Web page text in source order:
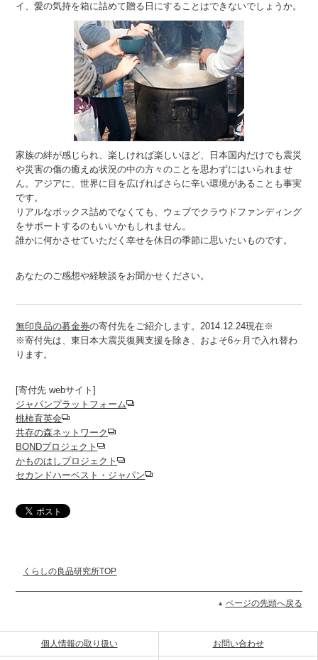
イ、愛の気持を箱に詰めて贈る日にすることはできないでしょうか。
家族の絆が感じられ、楽しければ楽しいほど、日本国内だけでも震災
や災害の傷の癒えぬ状況の中の方々のことを思わずにはいられませ
ん。アジアに、世界に目を広げればさらに辛い環境があることも事実
です。
リアルなボックス詰めでなくても、ウェブでクラウドファンディング
をサポートするのもいいかもしれません。
誰かに何かさせていただく幸せを休日の季節に思いたいものです。
あなたのご感想や経験談をお聞かせください。
無印良品の募金券の寄付先をご紹介します。2014.12.24現在※
※寄付先は、東日本大震災復興支援を除き、およそ6ヶ月で入れ替わ
ります。
[寄付先 webサイト]
ジャパンプラットフォーム
桃柿育英会
共存の森ネットワーク
BONDプロジェクト
かものはしプロジェクト
セカンドハーベスト・ジャパン
くらしの良品研究所TOP
ページの先頭へ戻る
個人情報の取り扱い お問い合わせ